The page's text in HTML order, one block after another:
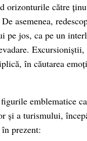
orizonturile către
asemenea,
pe jos, ca pe un
în căutarea
emblematice
și a turismului,
prezent: